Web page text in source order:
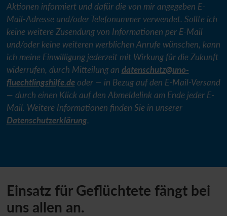
Aktionen informiert und dafür die von mir angegeben E-
Mail-Adresse und/oder Telefonummer verwendet. Sollte ich
keine weitere Zusendung von Informationen per E-Mail
und/oder keine weiteren werblichen Anrufe wünschen, kann
ich meine Einwilligung jederzeit mit Wirkung für die Zukunft
widerrufen, durch Mitteilung an datenschutz@uno-
fluechtlingshilfe.deoder — in Bezug auf den E-Mail-Versand
— durch einen Klick auf den Abmeldelink am Ende jeder E-
Mail. Weitere Informationen finden Sie in unserer
Datenschutzerklärung.
Einsatz für Geflüchtete fängt bei
uns allen an.